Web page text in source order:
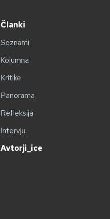
Članki
Seznami
Kolumna
Kritike
Panorama
Refleksija
Intervju
Avtorji_ice